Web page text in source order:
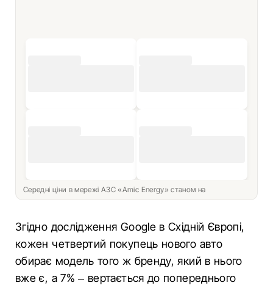
Середні ціни в мережі АЗС «Amic Energy» станом на
Згідно дослідження Google в Східній Європі,
кожен четвертий покупець нового авто
обирає модель того ж бренду, який в нього
вже є, а 7% – вертається до попереднього